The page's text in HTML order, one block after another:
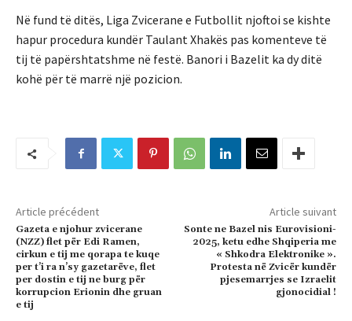
Në fund të ditës, Liga Zvicerane e Futbollit njoftoi se kishte
hapur procedura kundër Taulant Xhakës pas komenteve të
tij të papërshtatshme në festë. Banori i Bazelit ka dy ditë
kohë për të marrë një pozicion.
Article précédent
Gazeta e njohur zvicerane
(NZZ) flet për Edi Ramen,
cirkun e tij me qorapa te kuqe
per t’i ra n’sy gazetarëve, flet
per dostin e tij ne burg për
korrupcion Erionin dhe gruan
e tij
Article suivant
Sonte ne Bazel nis Eurovisioni-
2025, ketu edhe Shqiperia me
« Shkodra Elektronike ».
Protesta në Zvicër kundër
pjesemarrjes se Izraelit
gjonocidial !